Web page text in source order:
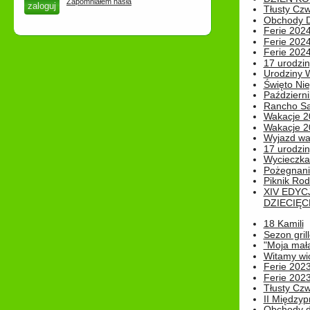
Tłusty
Obchody
Ferie
Ferie
Ferie
17
Urodziny
Święto
Rancho
Wakacje
Wakacje
Wyjazd
17
Piknik
XIV
18 Kamili
Sezon
"Moja
Witamy
Ferie
Ferie
Tłusty
II